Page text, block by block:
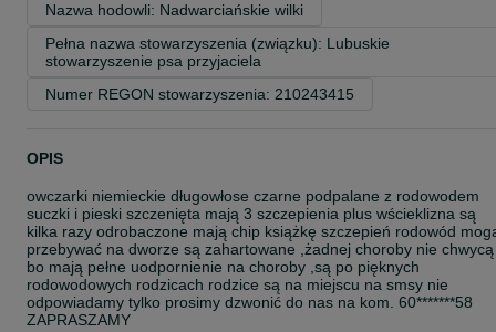
Nazwa hodowli: Nadwarciańskie wilki
Pełna nazwa stowarzyszenia (związku): Lubuskie
stowarzyszenie psa przyjaciela
Numer REGON stowarzyszenia: 210243415
OPIS
owczarki niemieckie długowłose czarne podpalane z rodowodem
suczki i pieski szczenięta mają 3 szczepienia plus wścieklizna są
kilka razy odrobaczone mają chip książkę szczepień rodowód
przebywać na dworze są zahartowane ,żadnej choroby nie chwycą
bo mają pełne uodpornienie na choroby ,są po pięknych
rodowodowych rodzicach rodzice są na miejscu na smsy nie
odpowiadamy tylko prosimy dzwonić do nas na kom. 60*******58
ZAPRASZAMY